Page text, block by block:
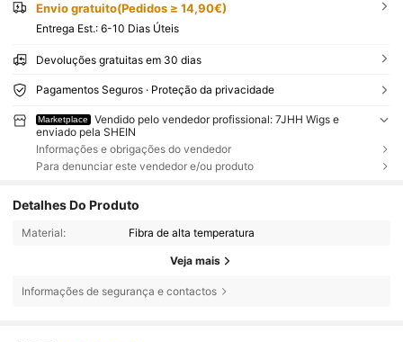
Envio gratuito(Pedidos ≥ 14,90€)
Entrega Est.: 6-10 Dias Úteis
Devoluções gratuitas em 30 dias
Pagamentos Seguros · Proteção da privacidade
Marketplace
Vendido pelo vendedor profissional: 7JHH Wigs e
enviado pela SHEIN
Informações e obrigações do vendedor
Para denunciar este vendedor e/ou produto
Detalhes Do Produto
Material: Fibra de alta temperatura
Veja mais
Informações de segurança e contactos